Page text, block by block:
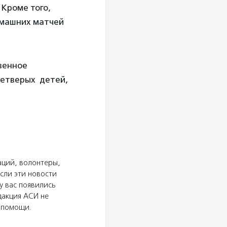
того,
матчей
детей,
волонтеры,
эти новости
вас появились
АСИ не
помощи.